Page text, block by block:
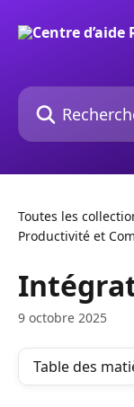
Rechercher un
Toutes les
Productivité et
9 octobre 2025
Table des